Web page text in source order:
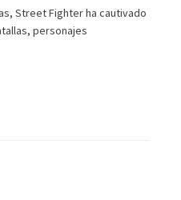
Street Fighter ha cautivado
personajes